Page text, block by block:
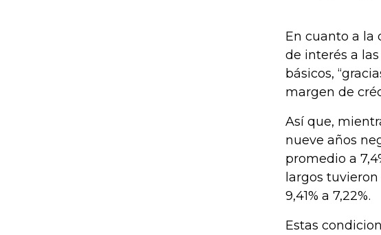
En cuanto a la
de interés a
básicos,
margen de
Así que,
nueve años
promedio a
largos
9,41% a 7,22%.
Estas